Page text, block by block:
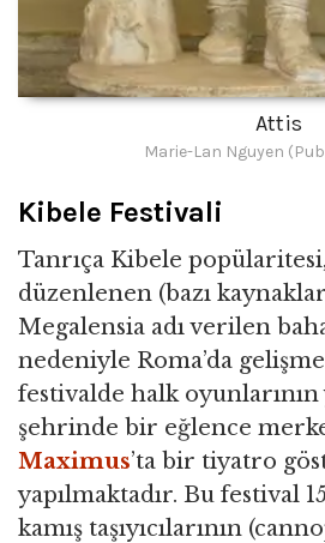
Attis
Marie-Lan Nguyen
Kibele Festivali
Tanrıça Kibele
düzenlenen (bazı
Megalensia adı verilen
nedeniyle Roma’da
festivalde halk oyunlarının
şehrinde bir eğlence
Maximus’ta bir tiyatro
yapılmaktadır. Bu festival
kamış taşıyıcılarının